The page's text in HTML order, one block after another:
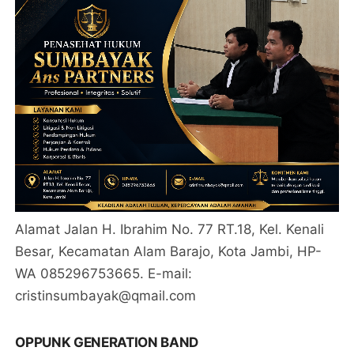
Alamat Jalan H. Ibrahim No. 77 RT.18, Kel. Kenali
Besar, Kecamatan Alam Barajo, Kota Jambi, HP-
WA 085296753665. E-mail:
cristinsumbayak@qmail.com
OPPUNK GENERATION BAND